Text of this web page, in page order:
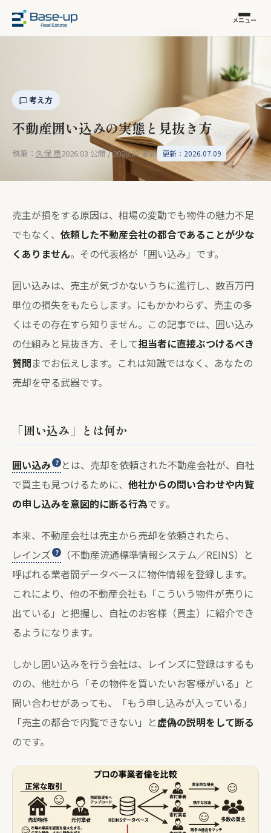
メニュー
福岡市の不動産売却
考え方
不動産囲い込みの実態と見抜き方
執筆： 久保 塁2026.03 公開 / 2026.07 更新 更新：2026.07.09
売主が損をする原因は、相場の変動でも物件の魅力不足
でもなく、 依頼した不動産会社の都合であることが少な
くありません。その代表格が「囲い込み」です。
囲い込みは、売主が気づかないうちに進行し、数百万円
単位の損失をもたらします。にもかかわらず、売主の多
くはその存在すら知りません。この記事では、囲い込み
の仕組みと見抜き方、そして担当者に直接ぶつけるべき
質問までお伝えします。これは知識ではなく、あなたの
売却を守る武器です。
「囲い込み」とは何か
囲い込み
とは、売却を依頼された不動産会社が、自社
で買主も見つけるために、 他社からの問い合わせや内覧
の申し込みを意図的に断る行為です。
本来、不動産会社は売主から売却を依頼されたら、
レインズ
（不動産流通標準情報システム／REINS）と
呼ばれる業者間データベースに物件情報を登録します。
これにより、他の不動産会社も「こういう物件が売りに
出ている」と把握し、自社のお客様（買主）に紹介でき
るようになります。
しかし囲い込みを行う会社は、レインズに登録はするも
のの、他社から「その物件を買いたいお客様がいる」と
問い合わせがあっても、「もう申し込みが入っている」
「売主の都合で内覧できない」と虚偽の説明をして断る
のです。